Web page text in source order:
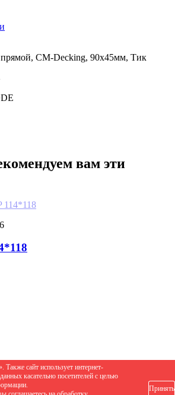
прямой, СM-Decking, 90х45мм, Тик
вам эти
Также сайт использует интернет-
касательно посетителей с целью
Принять